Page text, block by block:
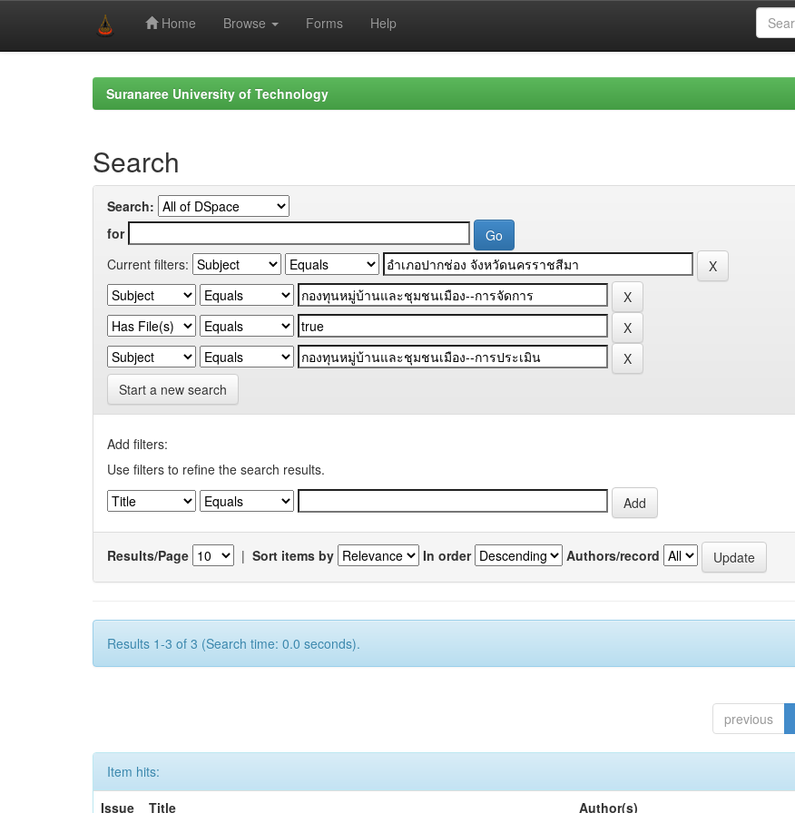
Home Browse Forms Help
Suranaree University of Technology
Search
Search:
for
Current filters:
Start a new search
Add filters:
Use filters to refine the search results.
Results/Page | Sort items by In order Authors/record
Results 1-3 of 3 (Search time: 0.0 seconds).
previous
Item hits:
Issue
Title Author(s)